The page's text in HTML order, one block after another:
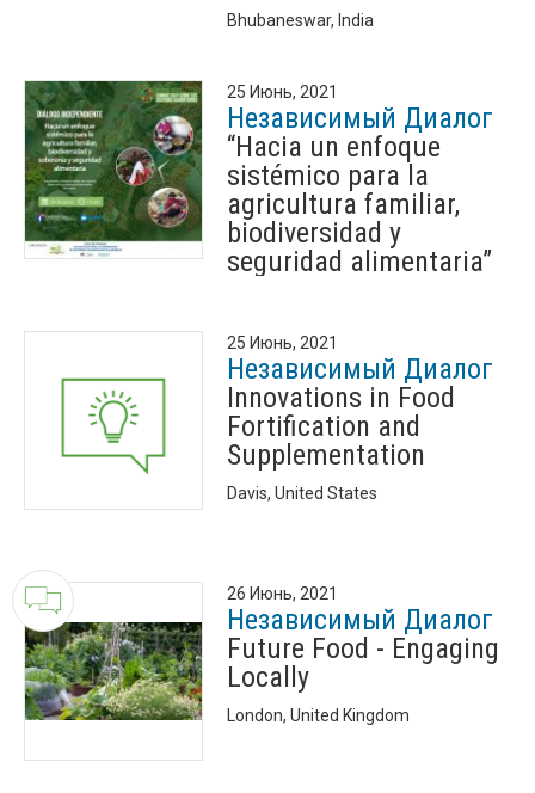
Bhubaneswar, India
25 Июнь, 2021
Независимый Диалог
“Hacia un enfoque
sistémico para la
agricultura familiar,
biodiversidad y
seguridad alimentaria”
25 Июнь, 2021
Независимый Диалог
Innovations in Food
Fortification and
Supplementation
Davis, United States
26 Июнь, 2021
Независимый Диалог
Future Food - Engaging
Locally
London, United Kingdom